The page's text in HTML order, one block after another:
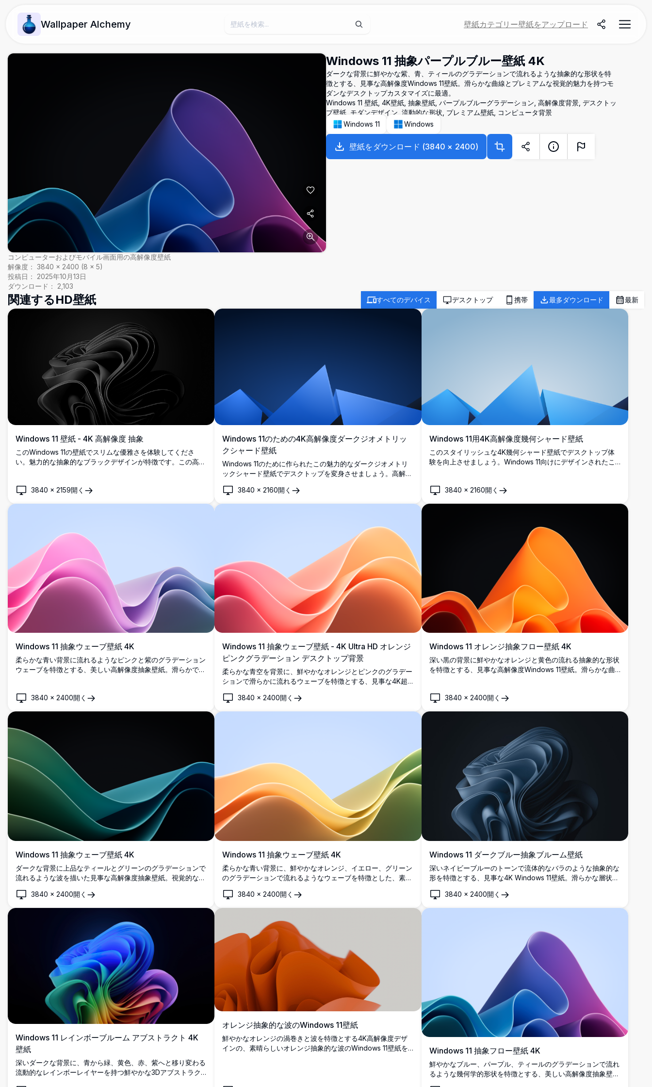
Wallpaper Alchemy 壁紙カテゴリー壁紙をアップロード
コンピューターおよびモバイル画面用の高解像度壁紙
解像度： 3840 × 2400 (8 × 5)
投稿日：
2025年10月13日
ダウンロード：
2,103
Windows 11 抽象パープルブルー壁紙 4K
ダークな背景に鮮やかな紫、青、ティールのグラデーションで流れるような抽象的な形状を特
徴とする、見事な高解像度Windows 11壁紙。滑らかな曲線とプレミアムな視覚的魅力を持つモ
ダンなデスクトップカスタマイズに最適。
Windows 11 壁紙, 4K壁紙, 抽象壁紙, パープルブルーグラデーション, 高解像度背景, デスクトッ
プ壁紙, モダンデザイン, 流動的な形状, プレミアム壁紙, コンピュータ背景
Windows 11
Windows
壁紙をダウンロード (3840 × 2400)
関連するHD壁紙 すべてのデバイス デスクトップ 携帯 最多ダウンロード 最新
Windows 11 壁紙 - 4K 高解像度 抽象
このWindows 11の壁紙でスリムな優雅さを体験してくださ
い。魅力的な抽象的なブラックデザインが特徴です。この高解
るのに最適です。
3840 × 2159開く
Windows 11のための4K高解像度ダークジオメトリッ
クシャード壁紙
Windows 11のために作られたこの魅力的なダークジオメトリ
ックシャード壁紙でデスクトップを変身させましょう。高解像
いシャードを表示します。この4K壁紙は、あなたの画面に洗
練された現代的なタッチを追加し、洗練されたミニマリストの
3840 ×2160開く
Windows 11用4K高解像度幾何シャード壁紙
このスタイリッシュな4K幾何シャード壁紙でデスクトップ体
験を向上させましょう。Windows 11向けにデザインされたこ
し、画面に現代的な感覚をもたらします。プロフェッショナル
3840 × 2160開く
Windows 11 抽象ウェーブ壁紙 4K
柔らかな青い背景に流れるようなピンクと紫のグラデーション
ウェーブを特徴とする、美しい高解像度抽象壁紙。滑らかでモ
験を提供します。
3840 × 2400開く
Windows 11 抽象ウェーブ壁紙 - 4K Ultra HD オレンジ
ピンクグラデーション デスクトップ背景
柔らかな青空を背景に、鮮やかなオレンジとピンクのグラデー
ションで滑らかに流れるウェーブを特徴とする、見事な4K超
代的なディスプレイに最適な現代的デスクトップ背景。
3840 ×2400開く
Windows 11 オレンジ抽象フロー壁紙 4K
深い黒の背景に鮮やかなオレンジと黄色の流れる抽象的な形状
を特徴とする、見事な高解像度Windows 11壁紙。滑らかな曲
を作り出します。
3840 × 2400開く
Windows 11 抽象ウェーブ壁紙 4K
ダークな背景に上品なティールとグリーンのグラデーションで
流れるような波を描いた見事な高解像度抽象壁紙。視覚的な深
モダンなデスクトップ設定に最適です。
3840 × 2400開く
Windows 11 抽象ウェーブ壁紙 4K
柔らかな青い背景に、鮮やかなオレンジ、イエロー、グリーン
のグラデーションで流れるようなウェーブを特徴とした、素晴
学の本質を捉えた、滑らかでモダンなデザイン要素を持つ完璧
な高解像度デスクトップ背景。
3840 ×2400開く
Windows 11 ダークブルー抽象ブルーム壁紙
深いネイビーブルーのトーンで流体的なバラのような抽象的な
形を特徴とする、見事な4K Windows 11壁紙。滑らかな層状の
ントな3D彫刻効果を生み出しています。
3840 × 2400開く
Windows 11 レインボーブルーム アブストラクト 4K
壁紙
深いダークな背景に、青から緑、黄色、赤、紫へと移り変わる
流動的なレインボーレイヤーを持つ鮮やかな3Dアブストラク
オレンジ抽象的な波のWindows 11壁紙
鮮やかなオレンジの渦巻きと波を特徴とする4K高解像度デザ
インの、素晴らしいオレンジ抽象的な波のWindows 11壁紙を
Windows 11 抽象フロー壁紙 4K
鮮やかなブルー、パープル、ティールのグラデーションで流れ
るような幾何学的形状を特徴とする、美しい高解像度抽象壁